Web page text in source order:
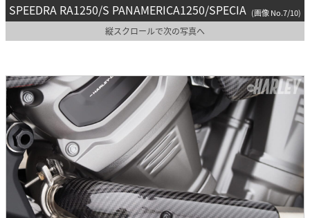
SPEEDRA RA1250/S PANAMERICA1250/SPECIA (画像 No.7/10)
縦スクロールで次の写真へ